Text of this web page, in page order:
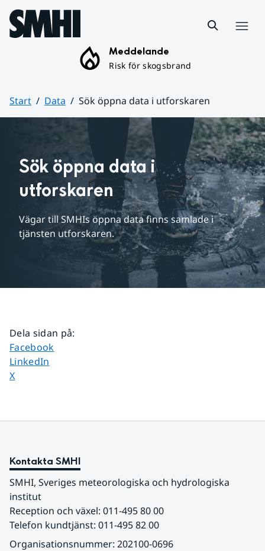
Hoppa till sidans innehåll
Meddelande
Risk för skogsbrand
Start Data
Sök öppna data i utforskaren
Huvudinnehåll
Sök öppna data i
utforskaren
Vägar till SMHIs öppna data finns samlade i
tjänsten utforskaren.
Dela sidan på:
Dela sidan på
Facebook
Dela sidan på
LinkedIn
Dela sidan på
X
Kontakta SMHI
SMHI, Sveriges meteorologiska och hydrologiska
institut
Reception och växel: 011-495 80 00
Telefon kundtjänst: 011-495 82 00
Organisationsnummer: 202100-0696